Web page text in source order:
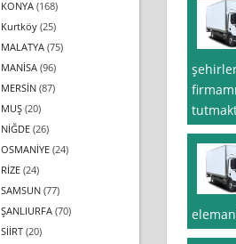
KONYA (168)
Kurtköy (25)
MALATYA (75)
MANİSA (96)
MERSİN (87)
MUŞ (20)
NİĞDE (26)
OSMANİYE (24)
RİZE (24)
SAMSUN (77)
ŞANLIURFA (70)
SİİRT (20)